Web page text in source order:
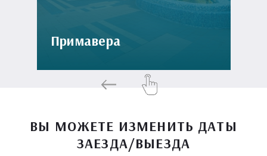
Примавера
ВЫ МОЖЕТЕ ИЗМЕНИТЬ ДАТЫ
ЗАЕЗДА/ВЫЕЗДА